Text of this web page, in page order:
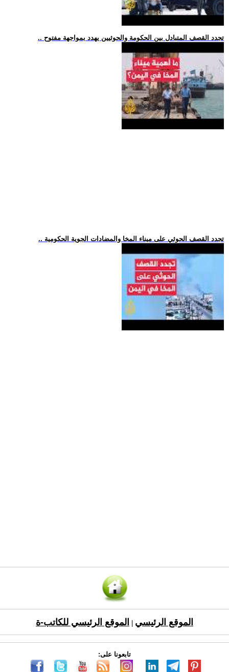
.. تجدد القصف المتبادل بين الحكومة والحوثيين يهدد بمواجهة مفتوح
.. تجدد القصف الحوثي على ميناء المخا والمضادات الجوية الحكومية
الموقع الرئيسي الموقع الرئيسي للكاتب-ة
تابعونا على: